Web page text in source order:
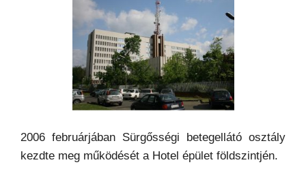
2006 februárjában Sürgősségi betegellátó osztály
kezdte meg működését a Hotel épület földszintjén.